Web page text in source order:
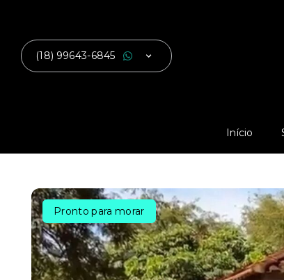
(18) 99643-6845
Início
Pronto para morar